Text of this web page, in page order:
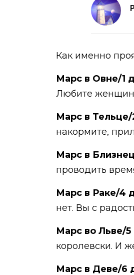
Как именно
Марс в Овне/1
Любите женщин
Марс в
накормите,
Марс в
проводить
Марс в Раке/4
нет. Вы с
Марс во Льве/
королевски. И
Марс в Деве/6